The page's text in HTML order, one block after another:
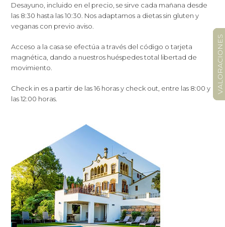
Desayuno, incluido en el precio, se sirve cada mañana desde
las 8:30 hasta las 10:30. Nos adaptamos a dietas sin gluten y
veganas con previo aviso.
Acceso a la casa se efectúa a través del código o tarjeta
magnética, dando a nuestros huéspedes total libertad de
movimiento.
Check in es a partir de las 16 horas y check out, entre las 8:00 y
las 12:00 horas.
VALORACIONES